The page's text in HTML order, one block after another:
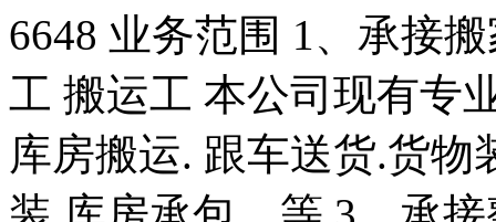
6648 业务范围 1、承接
工 搬运工 本公司现有专
库房搬运. 跟车送货.货